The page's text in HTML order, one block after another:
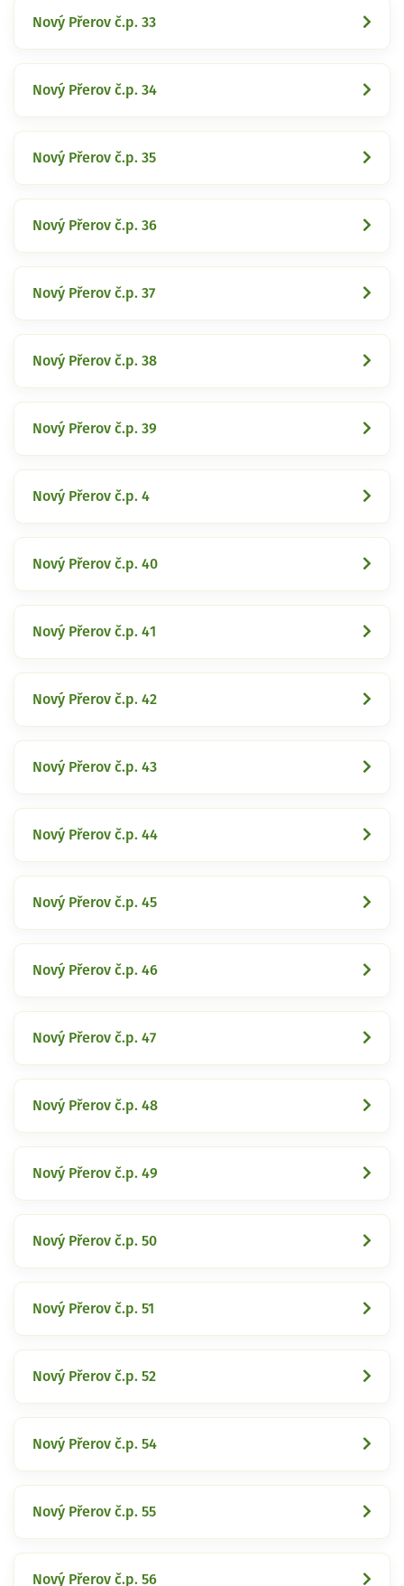
Nový Přerov č.p. 33
Nový Přerov č.p. 34
Nový Přerov č.p. 35
Nový Přerov č.p. 36
Nový Přerov č.p. 37
Nový Přerov č.p. 38
Nový Přerov č.p. 39
Nový Přerov č.p. 4
Nový Přerov č.p. 40
Nový Přerov č.p. 41
Nový Přerov č.p. 42
Nový Přerov č.p. 43
Nový Přerov č.p. 44
Nový Přerov č.p. 45
Nový Přerov č.p. 46
Nový Přerov č.p. 47
Nový Přerov č.p. 48
Nový Přerov č.p. 49
Nový Přerov č.p. 50
Nový Přerov č.p. 51
Nový Přerov č.p. 52
Nový Přerov č.p. 54
Nový Přerov č.p. 55
Nový Přerov č.p. 56